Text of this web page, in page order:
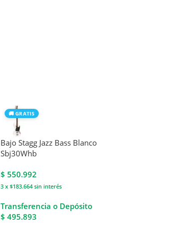
🚚 GRATIS
Bajo Stagg Jazz Bass Blanco
Sbj30Whb
$ 550.992
3 x $183.664sin interés
Transferencia o Depósito
$ 495.893